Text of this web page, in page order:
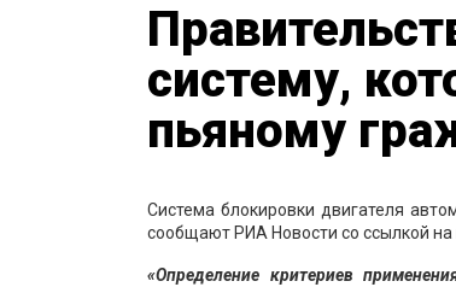
систему,
пьяному
Система блокировки двигателя
сообщают РИА Новости со ссылкой
«Определение критериев